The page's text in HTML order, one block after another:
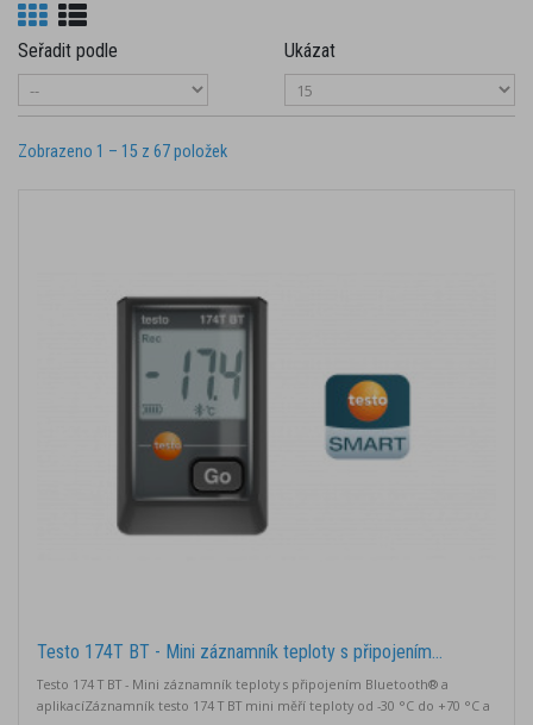
Seřadit podle Ukázat
Zobrazeno 1 – 15 z 67 položek
Testo 174T BT - Mini záznamník teploty s připojením...
Testo 174 T BT - Mini záznamník teploty s připojením Bluetooth® a
aplikacíZáznamník testo 174 T BT mini měří teploty od -30 °C do +70 °C a